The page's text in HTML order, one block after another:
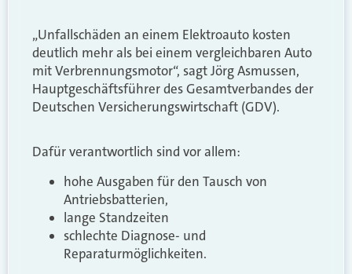
„Unfallschäden an einem Elektroauto kosten
deutlich mehr als bei einem vergleichbaren Auto
mit Verbrennungsmotor“, sagt Jörg Asmussen,
Hauptgeschäftsführer des Gesamtverbandes der
Deutschen Versicherungswirtschaft (GDV).
Dafür verantwortlich sind vor allem:
hohe Ausgaben für den Tausch von
Antriebsbatterien,
lange Standzeiten
schlechte Diagnose- und
Reparaturmöglichkeiten.